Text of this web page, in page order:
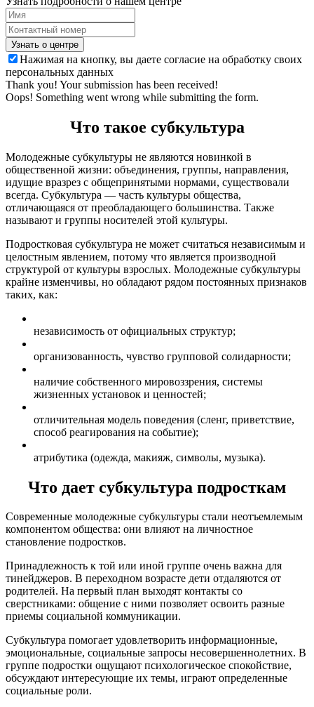
Нажимая на кнопку, вы даете согласие на обработку своих
персональных данных
Thank you! Your submission has been received!
Oops! Something went wrong while submitting the form.
Что такое субкультура
Молодежные субкультуры не являются новинкой в
общественной жизни: объединения, группы, направления,
идущие вразрез с общепринятыми нормами, существовали
всегда. Субкультура — часть культуры общества,
отличающаяся от преобладающего большинства. Также
называют и группы носителей этой культуры.
Подростковая субкультура не может считаться независимым и
целостным явлением, потому что является производной
структурой от культуры взрослых. Молодежные субкультуры
крайне изменчивы, но обладают рядом постоянных признаков
таких, как:
независимость от официальных структур;
организованность, чувство групповой солидарности;
наличие собственного мировоззрения, системы
жизненных установок и ценностей;
отличительная модель поведения (сленг, приветствие,
способ реагирования на событие);
атрибутика (одежда, макияж, символы, музыка).
Что дает субкультура подросткам
Современные молодежные субкультуры стали неотъемлемым
компонентом общества: они влияют на личностное
становление подростков.
Принадлежность к той или иной группе очень важна для
тинейджеров. В переходном возрасте дети отдаляются от
родителей. На первый план выходят контакты со
сверстниками: общение с ними позволяет освоить разные
приемы социальной коммуникации.
Субкультура помогает удовлетворить информационные,
эмоциональные, социальные запросы несовершеннолетних. В
группе подростки ощущают психологическое спокойствие,
обсуждают интересующие их темы, играют определенные
социальные роли.